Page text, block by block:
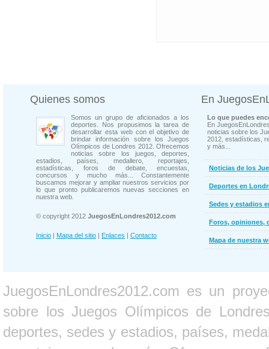
Quienes somos
Somos un grupo de aficionados a los
deportes. Nos propusimos la tarea de
desarrollar esta web con el objetivo de
brindar información sobre los Juegos
Olímpicos de Londres 2012. Ofrecemos
noticias sobre los juegos, deportes,
estadios, países, medallero, reportajes,
estadísticas, foros de debate, encuestas,
concursos y mucho más... Constantemente
buscamos mejorar y ampliar nuestros servicios por
lo que pronto publicaremos nuevas secciones en
nuestra web.
© copyright 2012 JuegosEnLondres2012.com
Inicio | Mapa del sitio | Enlaces | Contacto
En
Lo que puedes
En
noticias sobre los
2012, estadísticas,
y más...
Noticias de los
Deportes en
Sedes y estadios
Foros, opiniones,
Mapa de nuestra
JuegosEnLondres2012.com es un
sobre los Juegos Olímpicos de
deportes, sedes y estadios, países,